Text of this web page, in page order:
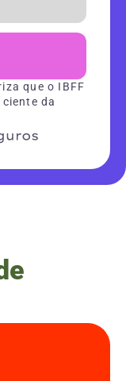
que o IBFF
da